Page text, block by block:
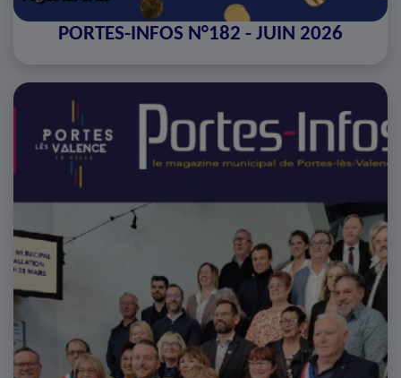
PORTES-INFOS N°182 - JUIN 2026